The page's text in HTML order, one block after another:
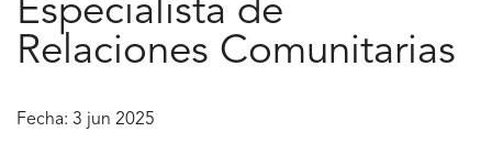
Especialista de
Relaciones Comunitarias
Fecha: 3 jun 2025